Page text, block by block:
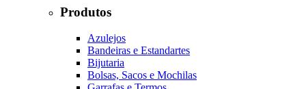
Produtos
Azulejos
Bandeiras e Estandartes
Bijutaria
Bolsas, Sacos e Mochilas